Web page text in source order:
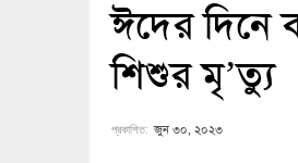
ঈদের দিনে
শিশুর মৃ’ত্যু
প্রকাশিত: জুন ৩০, ২০২৩